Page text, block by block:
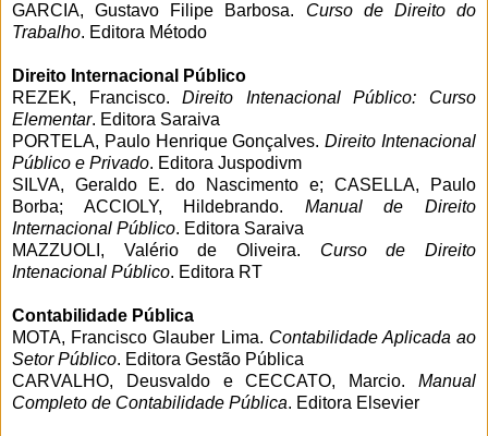
GARCIA, Gustavo Filipe Barbosa. Curso de Direito do
Trabalho. Editora Método
Direito Internacional Público
REZEK, Francisco.Direito Intenacional Público: Curso
Elementar. Editora Saraiva
PORTELA, Paulo Henrique Gonçalves.Direito Intenacional
Público e Privado. Editora Juspodivm
SILVA, Geraldo E. do Nascimento e; CASELLA, Paulo
Borba; ACCIOLY, Hildebrando. Manual de Direito
Internacional Público. Editora Saraiva
MAZZUOLI, Valério de Oliveira. Curso de Direito
Intenacional Público. Editora RT
Contabilidade Pública
MOTA, Francisco Glauber Lima. Contabilidade Aplicada ao
Setor Público. Editora Gestão Pública
CARVALHO, Deusvaldo e CECCATO, Marcio. Manual
Completo de Contabilidade Pública. Editora Elsevier